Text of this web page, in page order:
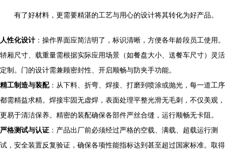
有了好材料，更需要精湛的工艺与用心的设计将其转化为好产品。
人性化设计 ：操作界面应简洁明了，标识清晰，方便各年龄段员工使用。
轿厢尺寸、载重量需根据实际应用场景（如餐盘大小、送餐车尺寸）灵活
定制。门的设计需兼顾密封性、开启顺畅与防夹手功能。
精工制造与装配：从下料、折弯、焊接、打磨到喷涂或抛光，每一道工序
都需精益求精。焊接牢固无虚焊，表面处理平整光滑无毛刺，不仅美观，
更易于清洁保养。精密的装配确保各部件严丝合缝，运行顺畅无卡阻。
严格测试与认证 ：产品出厂前必须经过严格的空载、满载、超载运行测
试，安全装置反复验证，确保各项性能指标达到甚至超过国家标准。取得